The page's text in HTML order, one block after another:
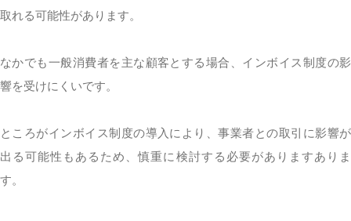
取れる可能性があります。
なかでも一般消費者を主な顧客とする場合、インボイス制度の影
響を受けにくいです。
ところがインボイス制度の導入により、事業者との取引に影響が
出る可能性もあるため、慎重に検討する必要がありますありま
す。